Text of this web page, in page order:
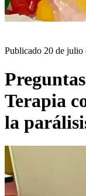
Publicado 20 de julio
Terapia
la